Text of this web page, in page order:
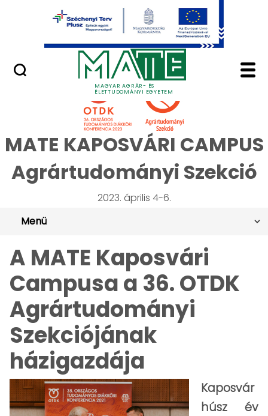
Ugrás a fő tartalomhoz
MAGYAR AGRÁR- ÉS
ÉLETTUDOMÁNYI EGYETEM
Minőségügy
Célom, hogy a
MATE KAPOSVÁRI CAMPUS
Agrártudományi Szekció
2023. április 4-6.
Menü
A MATE Kaposvári
Campusa a 36. OTDK
Agrártudományi
Szekciójának
házigazdája
Kaposvár
húsz év